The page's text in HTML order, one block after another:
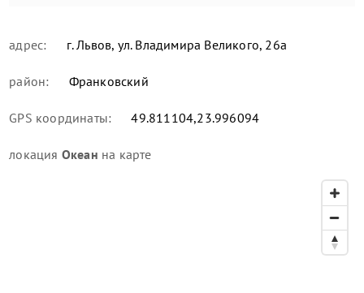
адрес: г. Львов, ул. Владимира Великого, 26а
район: Франковский
GPS координаты: 49.811104,23.996094
локация Океан на карте